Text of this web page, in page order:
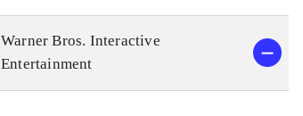
Warner Bros. Interactive
Entertainment